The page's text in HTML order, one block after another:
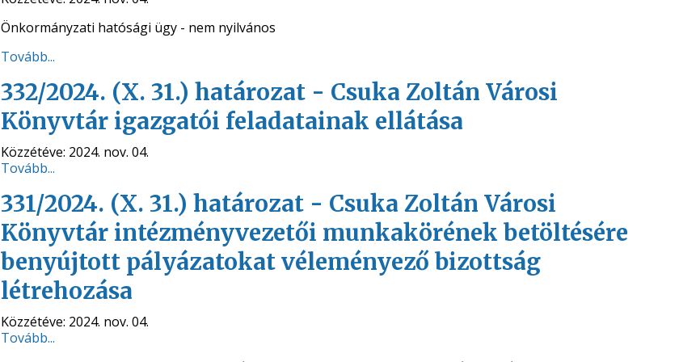
Önkormányzati hatósági ügy - nem nyilvános
Tovább...
332/2024. (X. 31.) határozat - Csuka Zoltán Városi
Könyvtár igazgatói feladatainak ellátása
Közzétéve: 2024. nov. 04.
Tovább...
331/2024. (X. 31.) határozat - Csuka Zoltán Városi
Könyvtár intézményvezetői munkakörének betöltésére
benyújtott pályázatokat véleményező bizottság
létrehozása
Közzétéve: 2024. nov. 04.
Tovább...